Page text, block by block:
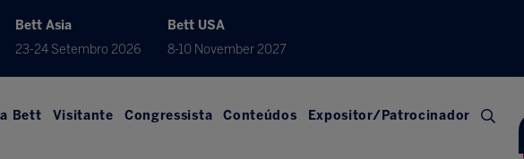
Bett Asia
23-24 Setembro 2026
Bett USA
8-10 November 2027
Bett Visitante Congressista Conteúdos Expositor/Patrocinador